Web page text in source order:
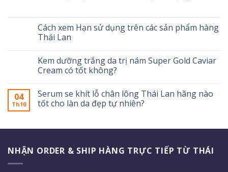
Cách xem Hạn sử dụng trên các sản phẩm hàng
Thái Lan
Kem dưỡng trắng da trị nám Super Gold Caviar
Cream có tốt không?
04
Th10
Serum se khít lỗ chân lông Thái Lan hãng nào
tốt cho làn da đẹp tự nhiên?
NHẬN ORDER & SHIP HÀNG TRỰC TIẾP TỪ THÁI